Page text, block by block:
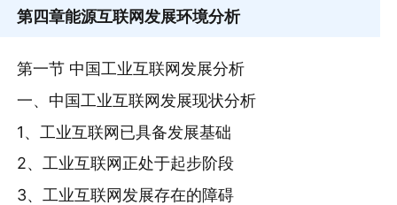
第四章能源互联网发展环境分析
第一节 中国工业互联网发展分析
一、中国工业互联网发展现状分析
1、工业互联网已具备发展基础
2、工业互联网正处于起步阶段
3、工业互联网发展存在的障碍